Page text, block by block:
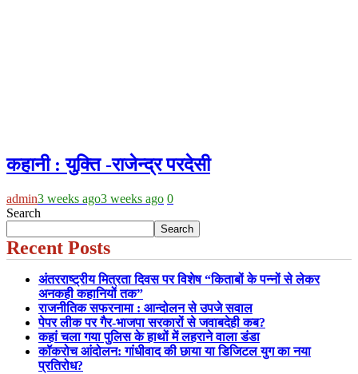
कहानी : युक्ति -राजेन्द्र परदेसी
admin3 weeks ago3 weeks ago 0
Search
Search
Recent Posts
अंतरराष्ट्रीय मित्रता दिवस पर विशेष “किताबों के पन्नों से लेकर
अनकही कहानियों तक”
राजनीतिक सफरनामा : आन्दोलन से उपजे सवाल
पेपर लीक पर गैर-भाजपा सरकारों से जवाबदेही कब?
कहां चला गया पुलिस के हाथों में लहराने वाला डंडा
कॉकरोच आंदोलन: गांधीवाद की छाया या डिजिटल युग का नया
प्रतिरोध?